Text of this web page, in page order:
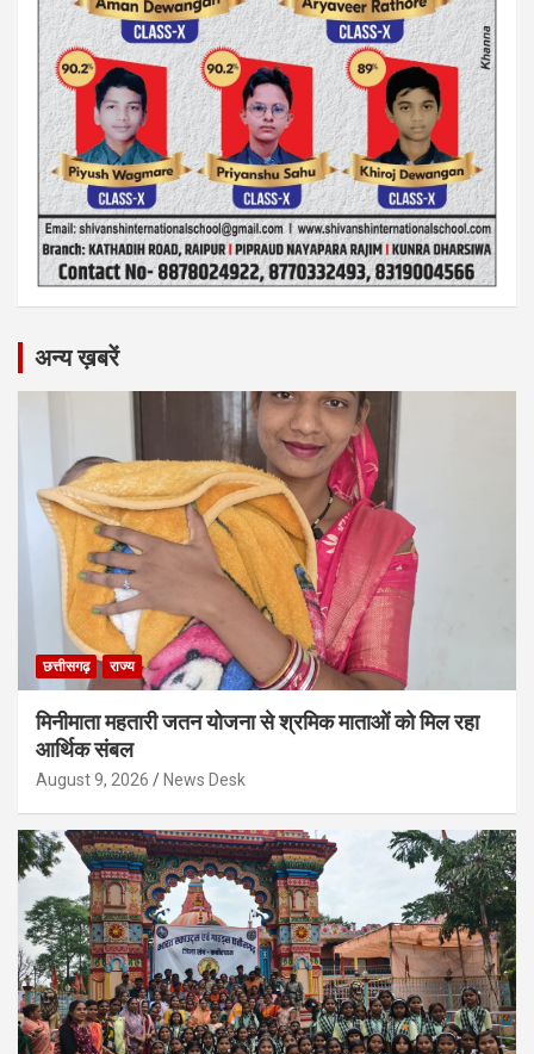
अन्य ख़बरें
छत्तीसगढ़ राज्य
मिनीमाता महतारी जतन योजना से श्रमिक माताओं को मिल रहा
आर्थिक संबल
August 9, 2026 News Desk